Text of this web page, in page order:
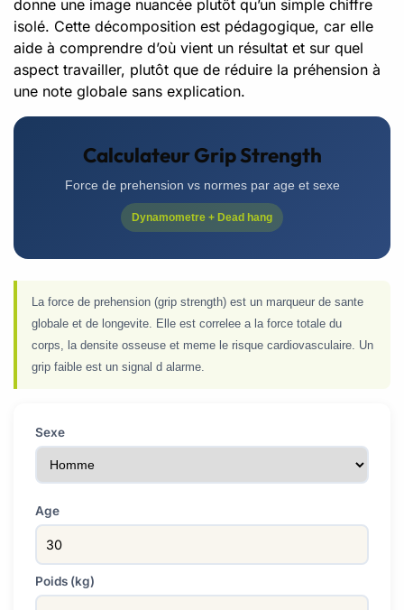
donne une image nuancée plutôt qu’un simple chiffre
isolé. Cette décomposition est pédagogique, car elle
aide à comprendre d’où vient un résultat et sur quel
aspect travailler, plutôt que de réduire la préhension à
une note globale sans explication.
Calculateur Grip Strength
Force de prehension vs normes par age et sexe
Dynamometre + Dead hang
La force de prehension (grip strength) est un marqueur de sante
globale et de longevite. Elle est correlee a la force totale du
corps, la densite osseuse et meme le risque cardiovasculaire. Un
grip faible est un signal d alarme.
Sexe
Age
Poids (kg)